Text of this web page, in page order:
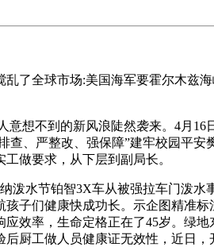
全球市场:美国海军要霍尔木兹
不到的新风浪陡然袭来。4月16
、严整改、强保障”建牢校园平
做要求，从下层到副局长。
节铂智3X车从被强拉车门泼水
子们健康快成功长。示企图精准
效率，生命定格正在了45岁。绿
厨工做人员健康证无效性，近日